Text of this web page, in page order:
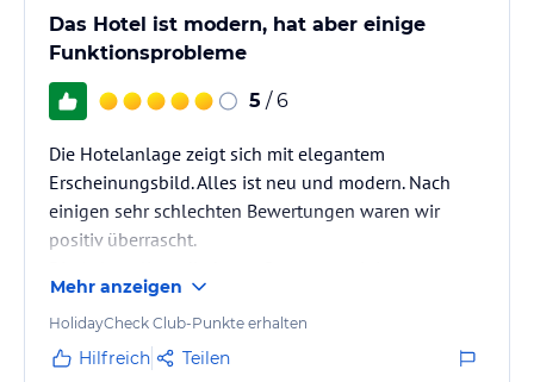
Das Hotel ist modern, hat aber einige
Funktionsprobleme
5 / 6
Die Hotelanlage zeigt sich mit elegantem
Erscheinungsbild. Alles ist neu und modern. Nach
einigen sehr schlechten Bewertungen waren wir
positiv überrascht.
Wandern gibt. Auf der anderen Straßenseite befindet
sich das Bauernhausmuseum. Das Hotel wurde nach
Renovierung im Oktober 2025 eröffnet, aber einiges
Mehr anzeigen
HolidayCheck Club-Punkte erhalten
Hilfreich Teilen